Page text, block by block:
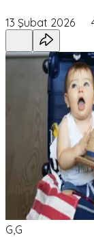
13 Şubat 2026
G,G